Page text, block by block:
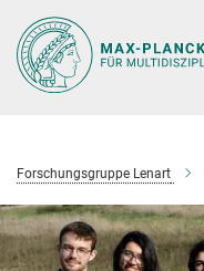
Hauptinhalt
Forschungsgruppe Lenart